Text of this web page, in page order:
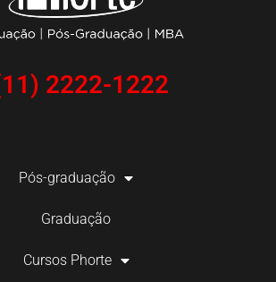
2222-1222
Pós-graduação
Graduação
Cursos Phorte